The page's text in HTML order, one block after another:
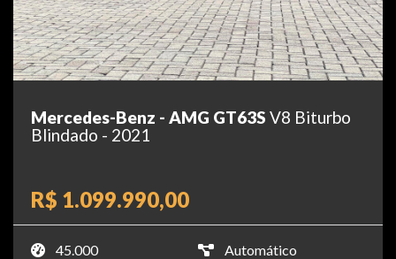
Mercedes-Benz - AMG GT63S V8 Biturbo
Blindado - 2021
R$ 1.099.990,00
45.000
Automático